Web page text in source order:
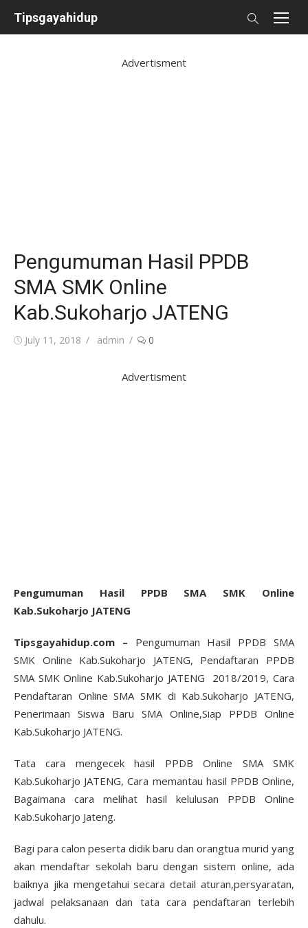
Tipsgayahidup
Advertisment
Pengumuman Hasil PPDB
SMA SMK Online
Kab.Sukoharjo JATENG
Posted
July 11, 2018 Author
admin 0
Advertisment
Pengumuman Hasil PPDB SMA SMK Online
Kab.Sukoharjo JATENG
Tipsgayahidup.com – Pengumuman Hasil PPDB SMA
SMK Online Kab.Sukoharjo JATENG, Pendaftaran PPDB
SMA SMK Online Kab.Sukoharjo JATENG 2018/2019, Cara
Pendaftaran Online SMA SMK di Kab.Sukoharjo JATENG,
Penerimaan Siswa Baru SMA Online,Siap PPDB Online
Kab.Sukoharjo JATENG.
Tata cara mengecek hasil PPDB Online SMA SMK
Kab.Sukoharjo JATENG, Cara memantau hasil PPDB Online,
Bagaimana cara melihat hasil kelulusan PPDB Online
Kab.Sukoharjo Jateng.
Bagi para calon peserta didik baru dan orangtua murid yang
akan mendaftar sekolah baru dengan sistem online, ada
baiknya jika mengetahui secara detail aturan,persyaratan,
jadwal pelaksanaan dan tata cara pendaftaran terlebih
dahulu.